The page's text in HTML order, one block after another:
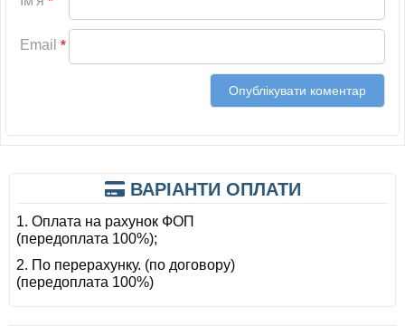
Email *
ВАРІАНТИ ОПЛАТИ
1. Оплата на рахунок ФОП
(передоплата 100%);
2. По перерахунку. (по договору)
(передоплата 100%)